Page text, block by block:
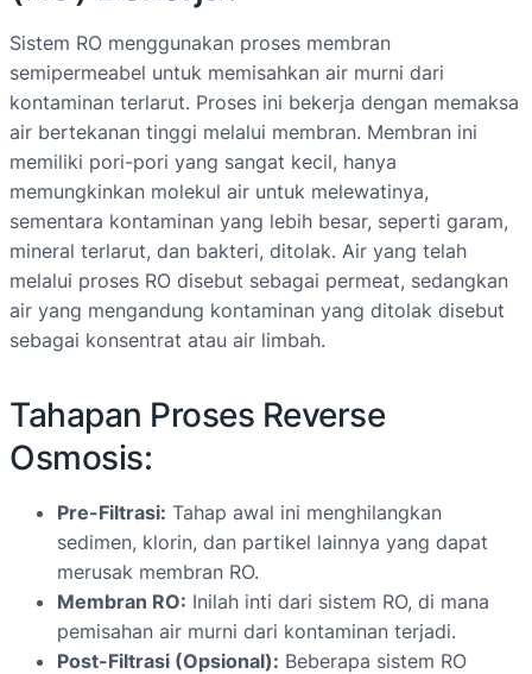
Sistem RO menggunakan proses membran
semipermeabel untuk memisahkan air murni dari
kontaminan terlarut. Proses ini bekerja dengan memaksa
air bertekanan tinggi melalui membran. Membran ini
memiliki pori-pori yang sangat kecil, hanya
memungkinkan molekul air untuk melewatinya,
sementara kontaminan yang lebih besar, seperti garam,
mineral terlarut, dan bakteri, ditolak. Air yang telah
melalui proses RO disebut sebagai permeat, sedangkan
air yang mengandung kontaminan yang ditolak disebut
sebagai konsentrat atau air limbah.
Tahapan Proses Reverse
Osmosis:
Pre-Filtrasi: Tahap awal ini menghilangkan
sedimen, klorin, dan partikel lainnya yang dapat
merusak membran RO.
Membran RO: Inilah inti dari sistem RO, di mana
pemisahan air murni dari kontaminan terjadi.
Post-Filtrasi (Opsional): Beberapa sistem RO